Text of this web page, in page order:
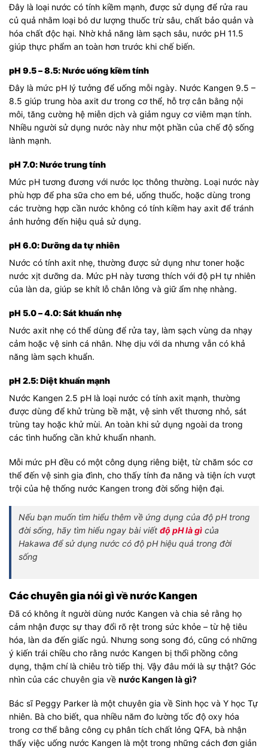
Đây là loại nước có tính kiềm mạnh, được sử dụng để rửa rau
củ quả nhằm loại bỏ dư lượng thuốc trừ sâu, chất bảo quản và
hóa chất độc hại. Nhờ khả năng làm sạch sâu, nước pH 11.5
giúp thực phẩm an toàn hơn trước khi chế biến.
pH 9.5 – 8.5: Nước uống kiềm tính
Đây là mức pH lý tưởng để uống mỗi ngày. Nước Kangen 9.5 –
8.5 giúp trung hòa axit dư trong cơ thể, hỗ trợ cân bằng nội
môi, tăng cường hệ miễn dịch và giảm nguy cơ viêm mạn tính.
Nhiều người sử dụng nước này như một phần của chế độ sống
lành mạnh.
pH 7.0: Nước trung tính
Mức pH tương đương với nước lọc thông thường. Loại nước này
phù hợp để pha sữa cho em bé, uống thuốc, hoặc dùng trong
các trường hợp cần nước không có tính kiềm hay axit để tránh
ảnh hưởng đến hiệu quả sử dụng.
pH 6.0: Dưỡng da tự nhiên
Nước có tính axit nhẹ, thường được sử dụng như toner hoặc
nước xịt dưỡng da. Mức pH này tương thích với độ pH tự nhiên
của làn da, giúp se khít lỗ chân lông và giữ ẩm nhẹ nhàng.
pH 5.0 – 4.0: Sát khuẩn nhẹ
Nước axit nhẹ có thể dùng để rửa tay, làm sạch vùng da nhạy
cảm hoặc vệ sinh cá nhân. Nhẹ dịu với da nhưng vẫn có khả
năng làm sạch khuẩn.
pH 2.5: Diệt khuẩn mạnh
Nước Kangen 2.5 pH là loại nước có tính axit mạnh, thường
được dùng để khử trùng bề mặt, vệ sinh vết thương nhỏ, sát
trùng tay hoặc khử mùi. An toàn khi sử dụng ngoài da trong
các tình huống cần khử khuẩn nhanh.
Mỗi mức pH đều có một công dụng riêng biệt, từ chăm sóc cơ
thể đến vệ sinh gia đình, cho thấy tính đa năng và tiện ích vượt
trội của hệ thống nước Kangen trong đời sống hiện đại.
Nếu bạn muốn tìm hiểu thêm về ứng dụng của độ pH trong
đời sống, hãy tìm hiểu ngay bài viết độ pH là gì của
Hakawa để sử dụng nước có độ pH hiệu quả trong đời
sống
Các chuyên gia nói gì về nước Kangen
Đã có không ít người dùng nước Kangen và chia sẻ rằng họ
cảm nhận được sự thay đổi rõ rệt trong sức khỏe – từ hệ tiêu
hóa, làn da đến giấc ngủ. Nhưng song song đó, cũng có những
ý kiến trái chiều cho rằng nước Kangen bị thổi phồng công
dụng, thậm chí là chiêu trò tiếp thị. Vậy đâu mới là sự thật? Góc
nhìn của các chuyên gia về nước Kangen là gì?
Bác sĩ Peggy Parker là một chuyên gia về Sinh học và Y học Tự
nhiên. Bà cho biết, qua nhiều năm đo lường tốc độ oxy hóa
trong cơ thể bằng công cụ phân tích chất lỏng QFA, bà nhận
thấy việc uống nước Kangen là một trong những cách đơn giản